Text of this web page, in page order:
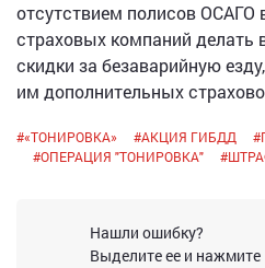
отсутствием полисов ОСАГО
страховых компаний делать
скидки за безаварийную
им дополнительных
#«ТОНИРОВКА» #АКЦИЯ ГИБДД #
#ОПЕРАЦИЯ "ТОНИРОВКА" #
Нашли ошибку?
Выделите ее и нажмите